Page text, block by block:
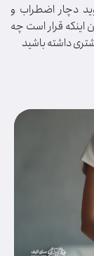
دچار اضطراب و
اینکه قرار است چه
داشته باشید